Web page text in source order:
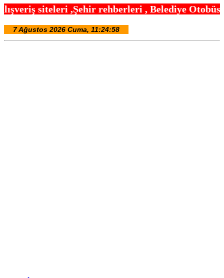
,Şehir rehberleri , Belediye